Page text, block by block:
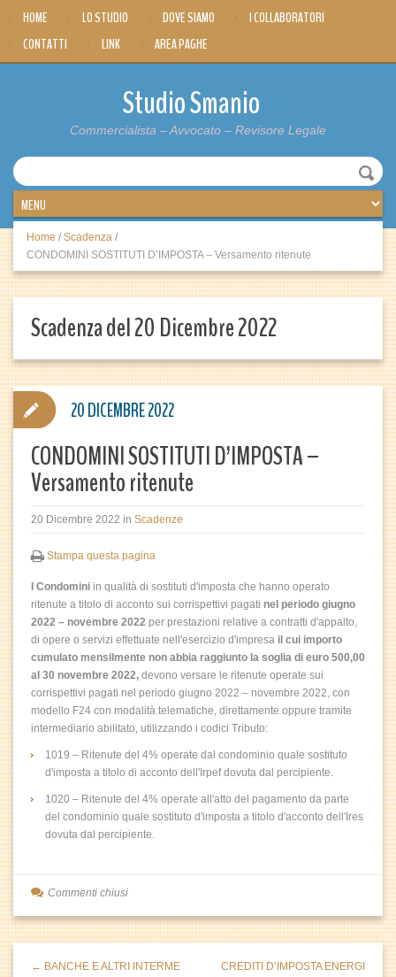
HOME LO STUDIO DOVE SIAMO
I COLLABORATORI
CONTATTI
LINK AREA PAGHE
Studio Smanio
Commercialista – Avvocato – Revisore Legale
Home / Scadenza /
CONDOMINI SOSTITUTI D’IMPOSTA – Versamento ritenute
Scadenza del 20 Dicembre 2022
CONDOMINI SOSTITUTI D’IMPOSTA –
Versamento ritenute
20 Dicembre 2022 in Scadenze
Stampa questa pagina
I Condomini in qualità di sostituti d'imposta che hanno operato
ritenute a titolo di acconto sui corrispettivi pagati nel periodo giugno
2022 – novembre 2022 per prestazioni relative a contratti d'appalto,
di opere o servizi effettuate nell'esercizio d'impresa il cui importo
cumulato mensilmente non abbia raggiunto la soglia di euro 500,00
al 30 novembre 2022, devono versare le ritenute operate sui
corrispettivi pagati nel periodo giugno 2022 – novembre 2022, con
modello F24 con modalità telematiche, direttamente oppure tramite
intermediario abilitato, utilizzando i codici Tributo:
1019 – Ritenute del 4% operate dal condominio quale sostituto
d'imposta a titolo di acconto dell'Irpef dovuta dal percipiente.
1020 – Ritenute del 4% operate all'atto del pagamento da parte
del condominio quale sostituto d'imposta a titolo d'acconto dell'Ires
dovuta dal percipiente.
20 DICEMBRE 2022
Commenti chiusi
← BANCHE E ALTRI INTERME
CREDITI D’IMPOSTA ENERGI